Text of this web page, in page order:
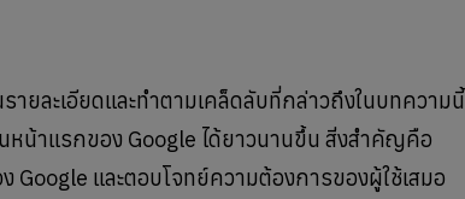
ายละเอียดและทำตามเคล็ดลับที่กล่าวถึงในบทความนี้
หน้าแรกของ Google ได้ยาวนานขึ้น สิ่งสำคัญคือ
Google และตอบโจทย์ความต้องการของผู้ใช้เสมอ